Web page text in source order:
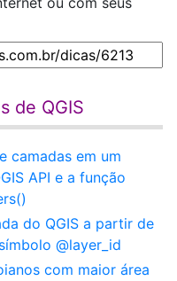
de QGIS
camadas em um
API e a função
do QGIS a partir de
@layer_id
com maior área